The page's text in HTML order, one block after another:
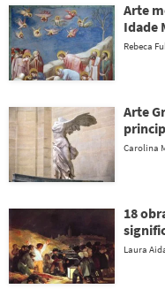
Arte
Idade
Rebeca
Arte
Carolina
18
Laura